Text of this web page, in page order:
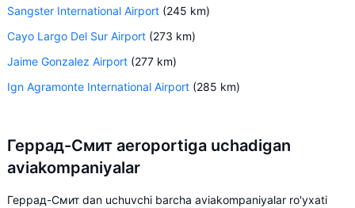
Sangster International Airport (245 km)
Cayo Largo Del Sur Airport (273 km)
Jaime Gonzalez Airport (277 km)
Ign Agramonte International Airport (285 km)
Геррад-Смит aeroportiga uchadigan
aviakompaniyalar
Геррад-Смит dan uchuvchi barcha aviakompaniyalar ro'yxati